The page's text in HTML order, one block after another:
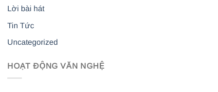
Lời bài hát
Tin Tức
Uncategorized
HOẠT ĐỘNG VĂN NGHỆ